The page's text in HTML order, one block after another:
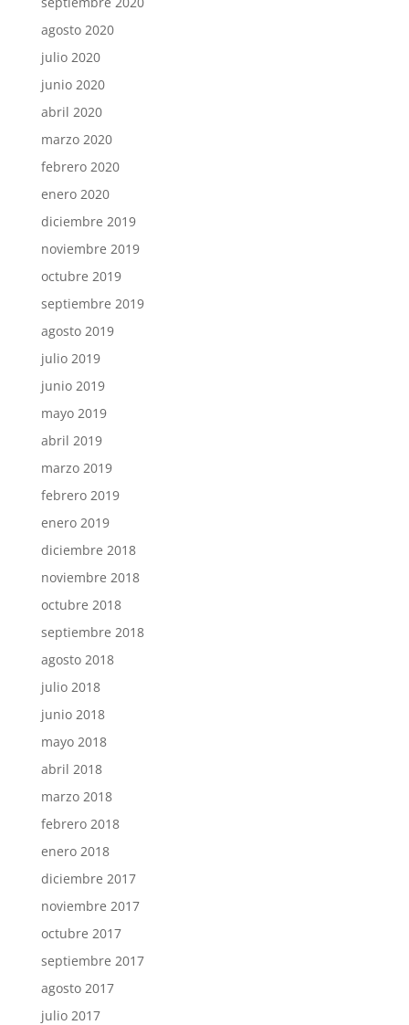
agosto 2020
julio 2020
junio 2020
abril 2020
marzo 2020
febrero 2020
enero 2020
diciembre 2019
noviembre 2019
octubre 2019
septiembre 2019
agosto 2019
julio 2019
junio 2019
mayo 2019
abril 2019
marzo 2019
febrero 2019
enero 2019
diciembre 2018
noviembre 2018
octubre 2018
septiembre 2018
agosto 2018
julio 2018
junio 2018
mayo 2018
abril 2018
marzo 2018
febrero 2018
enero 2018
diciembre 2017
noviembre 2017
octubre 2017
septiembre 2017
agosto 2017
julio 2017